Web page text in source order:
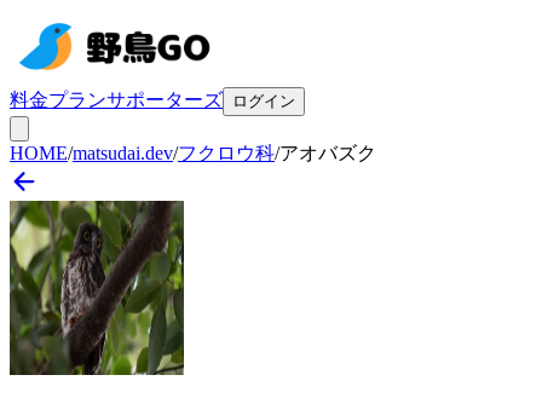
料金プランサポーターズ ログイン
HOME/matsudai.dev/フクロウ科/アオバズク